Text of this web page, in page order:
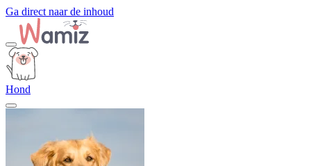
Ga direct naar de inhoud
Hond